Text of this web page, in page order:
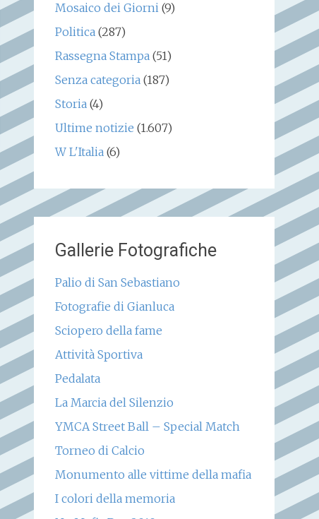
Mosaico dei Giorni(9)
Politica(287)
Rassegna Stampa(51)
Senza categoria(187)
Storia(4)
Ultime notizie (1.607)
W L'Italia(6)
Gallerie Fotografiche
Palio di San Sebastiano
Fotografie di Gianluca
Sciopero della fame
Attività Sportiva
Pedalata
La Marcia del Silenzio
YMCA Street Ball – Special Match
Torneo di Calcio
Monumento alle vittime della mafia
I colori della memoria